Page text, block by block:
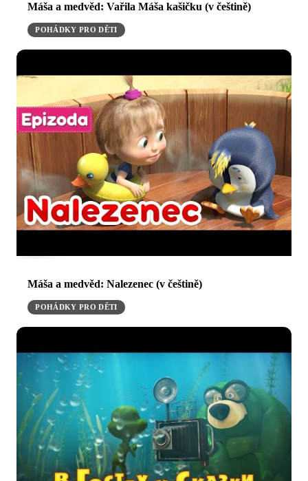
Máša a medvěd: Vařila Máša kašičku (v češtině)
POHÁDKY PRO DĚTI
Máša a medvěd: Nalezenec (v češtině)
POHÁDKY PRO DĚTI